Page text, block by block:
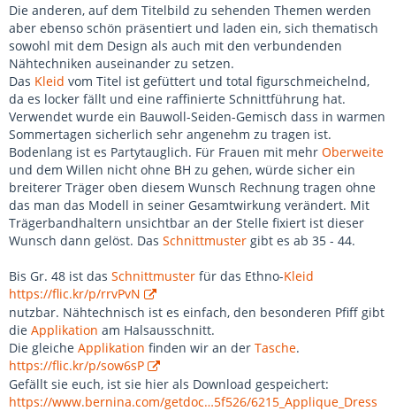
Die anderen, auf dem Titelbild zu sehenden Themen werden
aber ebenso schön präsentiert und laden ein, sich thematisch
sowohl mit dem Design als auch mit den verbundenden
Nähtechniken auseinander zu setzen.
Das Kleid vom Titel ist gefüttert und total figurschmeichelnd,
da es locker fällt und eine raffinierte Schnittführung hat.
Verwendet wurde ein Bauwoll-Seiden-Gemisch dass in warmen
Sommertagen sicherlich sehr angenehm zu tragen ist.
Bodenlang ist es Partytauglich. Für Frauen mit mehr Oberweite
und dem Willen nicht ohne BH zu gehen, würde sicher ein
breiterer Träger oben diesem Wunsch Rechnung tragen ohne
das man das Modell in seiner Gesamtwirkung verändert. Mit
Trägerbandhaltern unsichtbar an der Stelle fixiert ist dieser
Wunsch dann gelöst. Das Schnittmuster gibt es ab 35 - 44.
Bis Gr. 48 ist das Schnittmuster für das Ethno-Kleid
https://flic.kr/p/rrvPvN
nutzbar. Nähtechnisch ist es einfach, den besonderen Pfiff gibt
die Applikation am Halsausschnitt.
Die gleiche Applikation finden wir an der Tasche.
https://flic.kr/p/sow6sP
Gefällt sie euch, ist sie hier als Download gespeichert:
https://www.bernina.com/getdoc…5f526/6215_Applique_Dress